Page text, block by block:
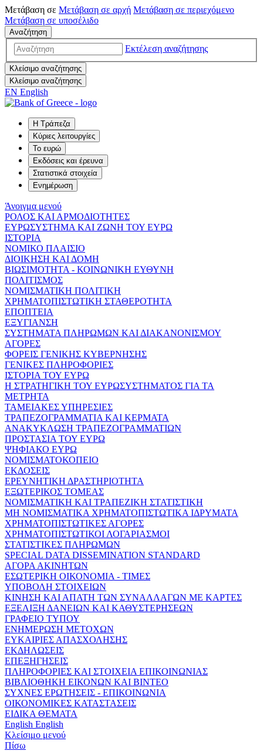
Μετάβαση σε Μετάβαση σε αρχή Μετάβαση σε περιεχόμενο
Μετάβαση σε υποσέλιδο
Αναζήτηση
Εκτέλεση αναζήτησης
Κλείσιμο αναζήτησης
Κλείσιμο αναζήτησης
EN English
Η Τράπεζα
Κύριες λειτουργίες
Το ευρώ
Εκδόσεις και έρευνα
Στατιστικά στοιχεία
Ενημέρωση
Άνοιγμα μενού
ΡΟΛΟΣ ΚΑΙ ΑΡΜΟΔΙΟΤΗΤΕΣ
ΕΥΡΩΣΥΣΤΗΜΑ ΚΑΙ ΖΩΝΗ ΤΟΥ ΕΥΡΩ
ΙΣΤΟΡΙΑ
ΝΟΜΙΚΟ ΠΛΑΙΣΙΟ
ΔΙΟΙΚΗΣΗ ΚΑΙ ΔΟΜΗ
ΒΙΩΣΙΜΟΤΗΤΑ - ΚΟΙΝΩΝΙΚΗ ΕΥΘΥΝΗ
ΠΟΛΙΤΙΣΜΟΣ
ΝΟΜΙΣΜΑΤΙΚΗ ΠΟΛΙΤΙΚΗ
ΧΡΗΜΑΤΟΠΙΣΤΩΤΙΚΗ ΣΤΑΘΕΡΟΤΗΤΑ
ΕΠΟΠΤΕΙΑ
ΕΞΥΓΙΑΝΣΗ
ΣΥΣΤΗΜΑΤΑ ΠΛΗΡΩΜΩΝ ΚΑΙ ΔΙΑΚΑΝΟΝΙΣΜΟΥ
ΑΓΟΡΕΣ
ΦΟΡΕΙΣ ΓΕΝΙΚΗΣ ΚΥΒΕΡΝΗΣΗΣ
ΓΕΝΙΚΕΣ ΠΛΗΡΟΦΟΡΙΕΣ
ΙΣΤΟΡΙΑ ΤΟΥ ΕΥΡΩ
Η ΣΤΡΑΤΗΓΙΚΗ ΤΟΥ ΕΥΡΩΣΥΣΤΗΜΑΤΟΣ ΓΙΑ ΤΑ
ΜΕΤΡΗΤΑ
ΤΑΜΕΙΑΚΕΣ ΥΠΗΡΕΣΙΕΣ
ΤΡΑΠΕΖΟΓΡΑΜΜΑΤΙΑ ΚΑΙ ΚΕΡΜΑΤΑ
ΑΝΑΚΥΚΛΩΣΗ ΤΡΑΠΕΖΟΓΡΑΜΜΑΤΙΩΝ
ΠΡΟΣΤΑΣΙΑ ΤΟΥ ΕΥΡΩ
ΨΗΦΙΑΚΟ ΕΥΡΩ
ΝΟΜΙΣΜΑΤΟΚΟΠΕΙΟ
ΕΚΔΟΣΕΙΣ
ΕΡΕΥΝΗΤΙΚΗ ΔΡΑΣΤΗΡΙΟΤΗΤΑ
ΕΞΩΤΕΡΙΚΟΣ ΤΟΜΕΑΣ
ΝΟΜΙΣΜΑΤΙΚΗ ΚΑΙ ΤΡΑΠΕΖΙΚΗ ΣΤΑΤΙΣΤΙΚΗ
ΜΗ ΝΟΜΙΣΜΑΤΙΚΑ ΧΡΗΜΑΤΟΠΙΣΤΩΤΙΚΑ ΙΔΡΥΜΑΤΑ
ΧΡΗΜΑΤΟΠΙΣΤΩΤΙΚΕΣ ΑΓΟΡΕΣ
ΧΡΗΜΑΤΟΠΙΣΤΩΤΙΚΟΙ ΛΟΓΑΡΙΑΣΜΟΙ
ΣΤΑΤΙΣΤΙΚΕΣ ΠΛΗΡΩΜΩΝ
SPECIAL DATA DISSEMINATION STANDARD
ΑΓΟΡΑ ΑΚΙΝΗΤΩΝ
ΕΣΩΤΕΡΙΚΗ ΟΙΚΟΝΟΜΙΑ - ΤΙΜΕΣ
ΥΠΟΒΟΛΗ ΣΤΟΙΧΕΙΩΝ
ΚΙΝΗΣΗ ΚΑΙ ΑΠΑΤΗ ΤΩΝ ΣΥΝΑΛΛΑΓΩΝ ΜΕ ΚΑΡΤΕΣ
ΕΞΕΛΙΞΗ ΔΑΝΕΙΩΝ ΚΑΙ ΚΑΘΥΣΤΕΡΗΣΕΩΝ
ΓΡΑΦΕΙΟ ΤΥΠΟΥ
ΕΝΗΜΕΡΩΣΗ ΜΕΤΟΧΩΝ
ΕΥΚΑΙΡΙΕΣ ΑΠΑΣΧΟΛΗΣΗΣ
ΕΚΔΗΛΩΣΕΙΣ
ΕΠΕΞΗΓΗΣΕΙΣ
ΠΛΗΡΟΦΟΡΙΕΣ ΚΑΙ ΣΤΟΙΧΕΙΑ ΕΠΙΚΟΙΝΩΝΙΑΣ
ΒΙΒΛΙΟΘΗΚΗ ΕΙΚΟΝΩΝ ΚΑΙ ΒΙΝΤΕΟ
ΣΥΧΝΕΣ ΕΡΩΤΗΣΕΙΣ - ΕΠΙΚΟΙΝΩΝΙΑ
ΟΙΚΟΝΟΜΙΚΕΣ ΚΑΤΑΣΤΑΣΕΙΣ
ΕΙΔΙΚΑ ΘΕΜΑΤΑ
English English
Κλείσιμο μενού
Πίσω